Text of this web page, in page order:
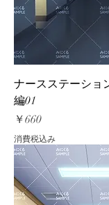
ナースステーショ
編01
価格
￥660
消費税込み